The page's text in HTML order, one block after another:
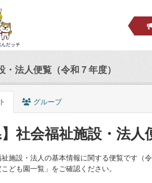
・法人便覧（令和７年度）
グループ
】社会福祉施設・法人
施設・法人の基本情報に関する便覧です
ども園一覧」をご確認ください。